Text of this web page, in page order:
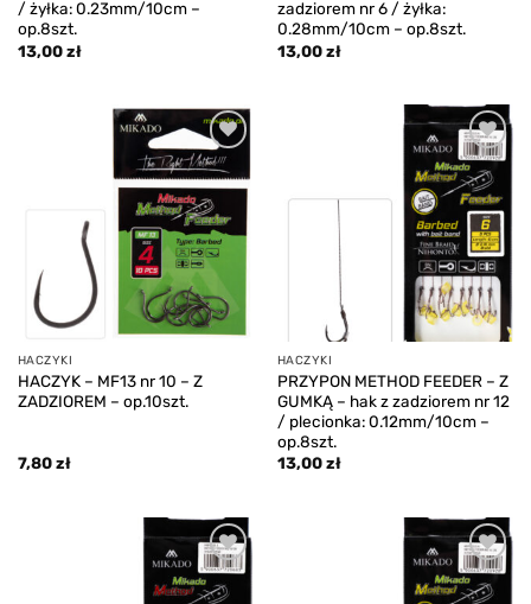
/ żyłka: 0.23mm/10cm –
op.8szt.
13,00zł
zadziorem nr 6 / żyłka:
0.28mm/10cm – op.8szt.
13,00zł
Add to
wishlist
HACZYKI
HACZYK – MF13 nr 10 – Z
ZADZIOREM – op.10szt.
7,80zł
Add to
wishlist
HACZYKI
PRZYPON METHOD FEEDER – Z
GUMKĄ – hak z zadziorem nr 12
/ plecionka: 0.12mm/10cm –
op.8szt.
13,00zł
Add to
wishlist
Add to
wishlist